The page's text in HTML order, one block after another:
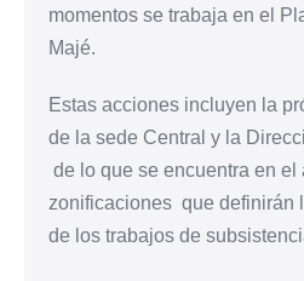
momentos se trabaja en el
Majé.
Estas acciones incluyen la
de la sede Central y la
de lo que se encuentra en
zonificaciones que definirán
de los trabajos de